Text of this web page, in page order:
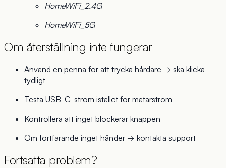
HomeWiFi_2.4G
HomeWiFi_5G
Om återställning inte fungerar
Använd en penna för att trycka hårdare → ska klicka
tydligt
Testa USB-C-ström istället för mätarström
Kontrollera att inget blockerar knappen
Om fortfarande inget händer → kontakta support
Fortsatta problem?